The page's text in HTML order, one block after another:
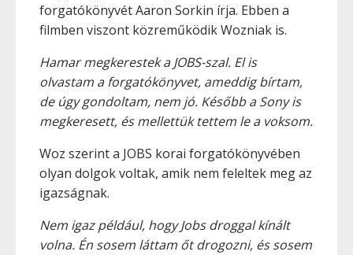
forgatókönyvét Aaron Sorkin írja. Ebben a
filmben viszont közreműködik Wozniak is.
Hamar megkerestek a JOBS-szal. El is
olvastam a forgatókönyvet, ameddig bírtam,
de úgy gondoltam, nem jó. Később a Sony is
megkeresett, és mellettük tettem le a voksom.
Woz szerint a JOBS korai forgatókönyvében
olyan dolgok voltak, amik nem feleltek meg az
igazságnak.
Nem igaz például, hogy Jobs droggal kínált
volna. Én sosem láttam őt drogozni, és sosem